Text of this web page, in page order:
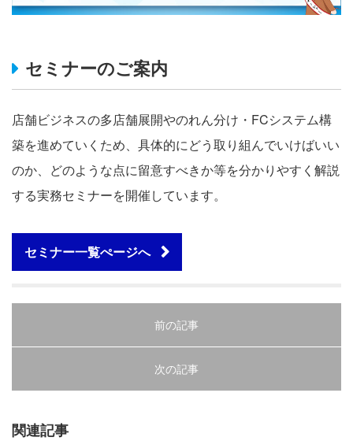
セミナーのご案内
店舗ビジネスの多店舗展開やのれん分け・FCシステム構
築を進めていくため、具体的にどう取り組んでいけばいい
のか、どのような点に留意すべきか等を分かりやすく解説
する実務セミナーを開催しています。
セミナー一覧ぺージへ
前の記事
次の記事
関連記事